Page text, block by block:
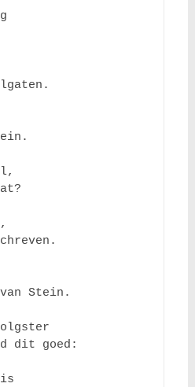
Stein.
dit goed:
is